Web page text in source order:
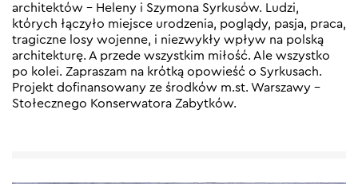
architektów – Heleny i Szymona Syrkusów. Ludzi,
których łączyło miejsce urodzenia, poglądy, pasja, praca,
tragiczne losy wojenne, i niezwykły wpływ na polską
architekturę. A przede wszystkim miłość. Ale wszystko
po kolei. Zapraszam na krótką opowieść o Syrkusach.
Projekt dofinansowany ze środków m.st. Warszawy –
Stołecznego Konserwatora Zabytków.